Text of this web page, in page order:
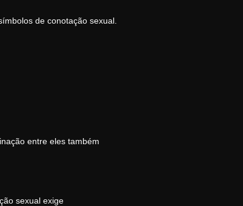
de conotação sexual.
entre eles também
sexual exige